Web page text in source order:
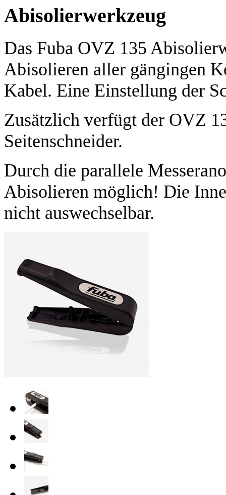
Abisolierwerkzeug
Das Fuba OVZ 135
Abisolieren aller gängingen
Kabel. Eine Einstellung der
Zusätzlich verfügt der OVZ
Seitenschneider.
Durch die parallele
Abisolieren möglich! Die
nicht auswechselbar.